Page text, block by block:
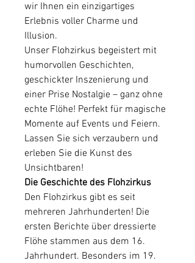
wir Ihnen ein einzigartiges
Erlebnis voller Charme und
Illusion.
Unser Flohzirkus begeistert mit
humorvollen Geschichten,
geschickter Inszenierung und
einer Prise Nostalgie – ganz ohne
echte Flöhe! Perfekt für magische
Momente auf Events und Feiern.
Lassen Sie sich verzaubern und
erleben Sie die Kunst des
Unsichtbaren!
Die Geschichte des Flohzirkus
Den Flohzirkus gibt es seit
mehreren Jahrhunderten! Die
ersten Berichte über dressierte
Flöhe stammen aus dem 16.
Jahrhundert. Besonders im 19.